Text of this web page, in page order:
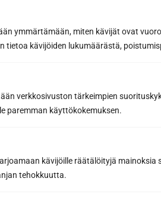
ymmärtämään, miten kävijät ovat
tietoa kävijöiden lukumäärästä,
verkkosivuston tärkeimpien
paremman käyttökokemuksen.
kävijöille räätälöityjä mainoksia
tehokkuutta.
Puhelin
Sähköposti *
Viesti tai lisätiedot...